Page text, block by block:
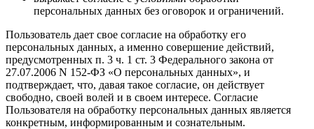
персональных данных без оговорок и ограничений.
Пользователь дает свое согласие на обработку его
персональных данных, а именно совершение действий,
предусмотренных п. 3 ч. 1 ст. 3 Федерального закона от
27.07.2006 N 152-ФЗ «О персональных данных», и
подтверждает, что, давая такое согласие, он действует
свободно, своей волей и в своем интересе. Согласие
Пользователя на обработку персональных данных является
конкретным, информированным и сознательным.